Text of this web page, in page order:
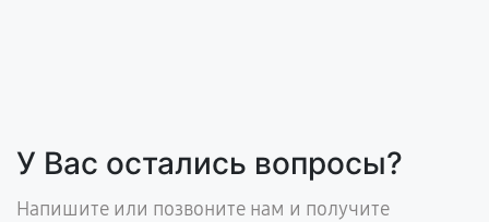
У Вас остались вопросы?
Напишите или позвоните нам и получите